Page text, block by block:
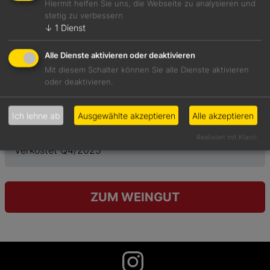
Weinart
Weißwein
Geschmack
trocken
Weinanbaugebiet
Rebsorte
Riesling
Vol. %
12,0%
Verkostet Q4/2025
ZUM WEINGUT
Hiermit helfen Sie uns, die Webseite zu analysieren und
stetig zu verbessern
↓ 1 Dienst
Alle Dienste aktivieren oder deaktivieren
Mit diesem Schalter können Sie alle Dienste aktivieren
oder deaktivieren.
Ich lehne ab Ausgewählte akzeptieren Alle akzeptieren
Realisiert mit Klaro!